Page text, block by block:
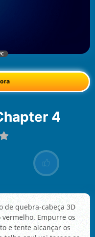
4
de quebra-cabeça 3D
Empurre os
e tente alcançar os